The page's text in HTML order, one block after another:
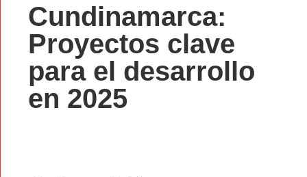
Cundinamarca:
Proyectos clave
para el desarrollo
en 2025